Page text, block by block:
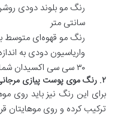
سانتی متر
رنگ مو قهوه‌ای متوسط با شماره ۴.۶ به
واریاسیون دودی به اندازه ۱۰ سانتی
۳۰ سی سی اکسیدان شماره ۱ یا دو
۲. رنگ موی پوست پیازی مرجانی
ترکیب کرده و روی موهایتان